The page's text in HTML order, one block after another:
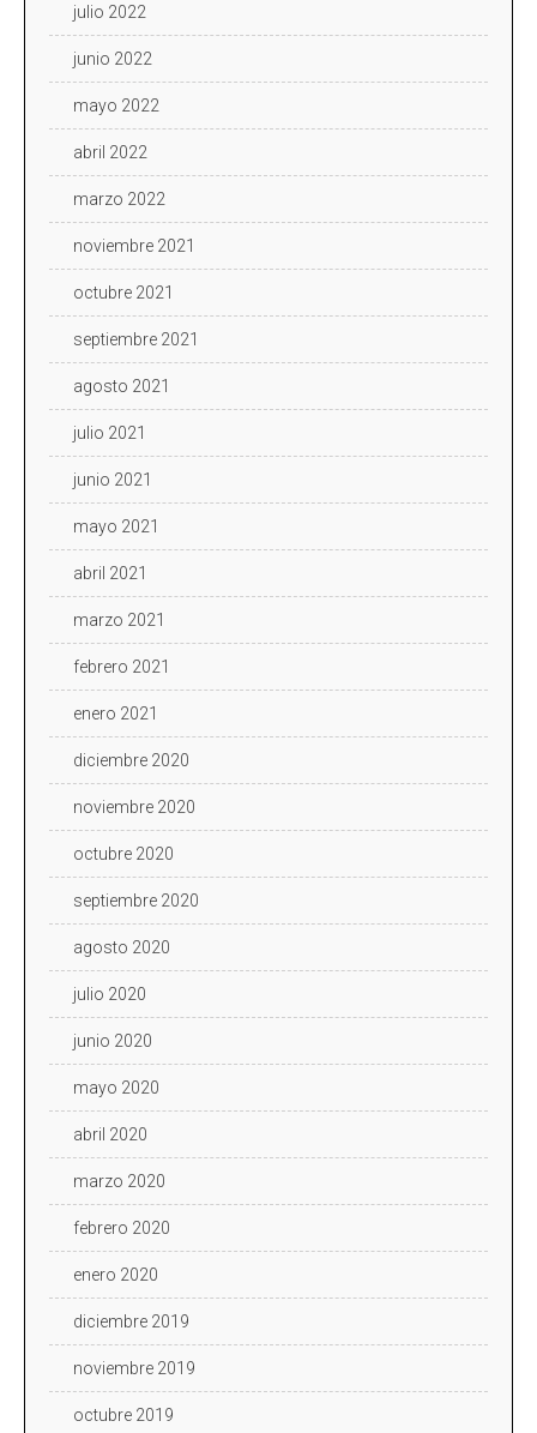
julio 2022
junio 2022
mayo 2022
abril 2022
marzo 2022
noviembre 2021
octubre 2021
septiembre 2021
agosto 2021
julio 2021
junio 2021
mayo 2021
abril 2021
marzo 2021
febrero 2021
enero 2021
diciembre 2020
noviembre 2020
octubre 2020
septiembre 2020
agosto 2020
julio 2020
junio 2020
mayo 2020
abril 2020
marzo 2020
febrero 2020
enero 2020
diciembre 2019
noviembre 2019
octubre 2019